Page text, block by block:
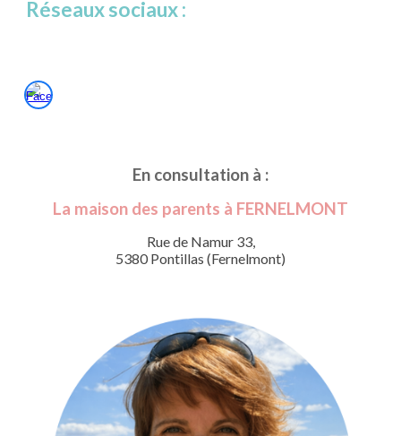
Réseaux sociaux :
En consultation à :
La maison des parents à FERNELMONT
Rue de Namur 33,
5380 Pontillas (Fernelmont)